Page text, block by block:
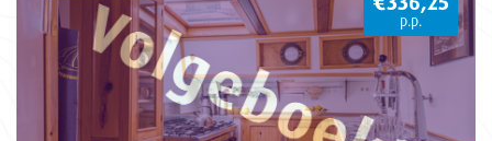
p.p.